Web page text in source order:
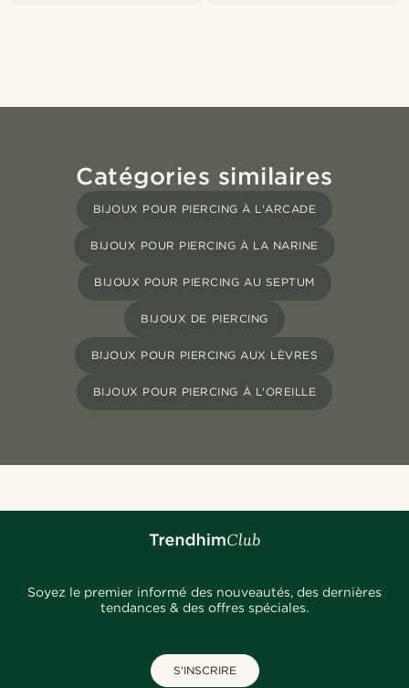
Catégories similaires
BIJOUX POUR PIERCING À L'ARCADE
BIJOUX POUR PIERCING À LA NARINE
BIJOUX POUR PIERCING AU SEPTUM
BIJOUX DE PIERCING
BIJOUX POUR PIERCING AUX LÈVRES
BIJOUX POUR PIERCING À L'OREILLE
Soyez le premier informé des nouveautés, des dernières
tendances & des offres spéciales.
S'INSCRIRE